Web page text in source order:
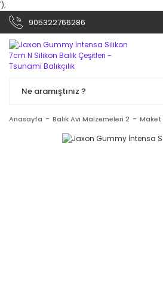
');
905322766286
Anasayfa Balık Avı Malzemeleri 2 Maket